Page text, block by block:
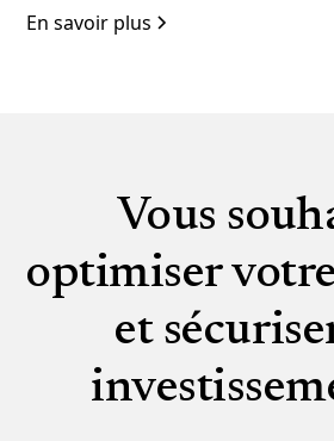
En savoir plus
Vous
optimiser
et